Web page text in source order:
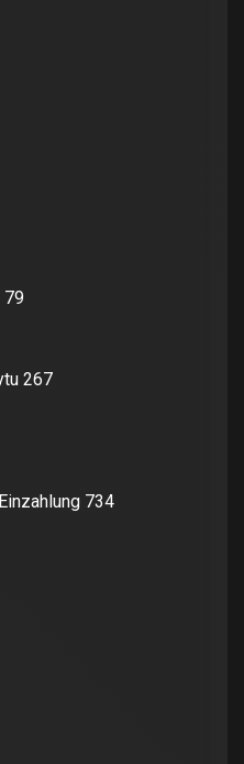
79
267
734